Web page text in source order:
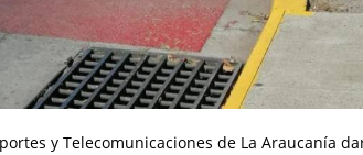
y Telecomunicaciones de La Araucanía